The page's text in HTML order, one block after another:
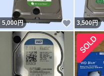
5,000円 いいね！
3,500円